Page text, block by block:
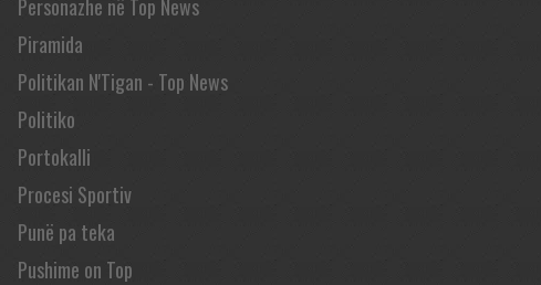
Personazhe në Top News
Piramida
Politikan N'Tigan - Top News
Politiko
Portokalli
Procesi Sportiv
Punë pa teka
Pushime on Top